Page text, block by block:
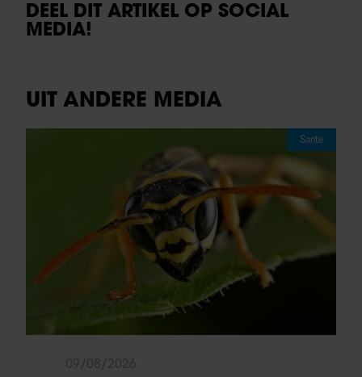
DEEL DIT ARTIKEL OP SOCIAL
MEDIA!
UIT ANDERE MEDIA
Sante